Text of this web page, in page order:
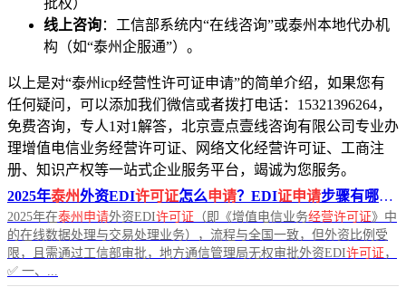
线上咨询：工信部系统内“在线咨询”或泰州本地代办机
构（如“泰州企服通”）。
以上是对“泰州icp经营性许可证申请”的简单介绍，如果您有
任何疑问，可以添加我们微信或者拨打电话：15321396264，
免费咨询，专人1对1解答，北京壹点壹线咨询有限公司专业办
理增值电信业务经营许可证、网络文化经营许可证、工商注
册、知识产权等一站式企业服务平台，竭诚为您服务。
2025年泰州外资EDI许可证怎么申请？EDI证申请步骤有哪些？
2025年在泰州申请外资EDI许可证 （即《增值电信业务经营许可证》中
的在线数据处理与交易处理业务），流程与全国一致，但外资比例受
限，且需通过工信部审批，地方通信管理局无权审批外资EDI许可证 ，
✅ 一、...